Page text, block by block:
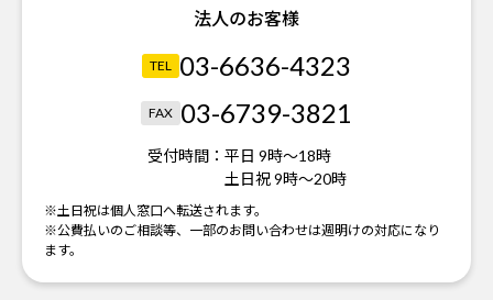
法人のお客様
TEL 03-6636-4323
FAX 03-6739-3821
受付時間： 平日 9時～18時
土日祝 9時～20時
※土日祝は個人窓口へ転送されます。
※公費払いのご相談等、一部のお問い合わせは週明けの対応になり
ます。